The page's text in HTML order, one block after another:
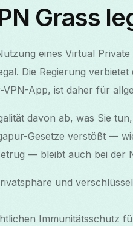
Grass
eines Virtual
Die Regierung
App, ist daher für
davon ab, was Sie
Gesetze verstößt —
— bleibt auch bei der
und
Immunitätsschutz